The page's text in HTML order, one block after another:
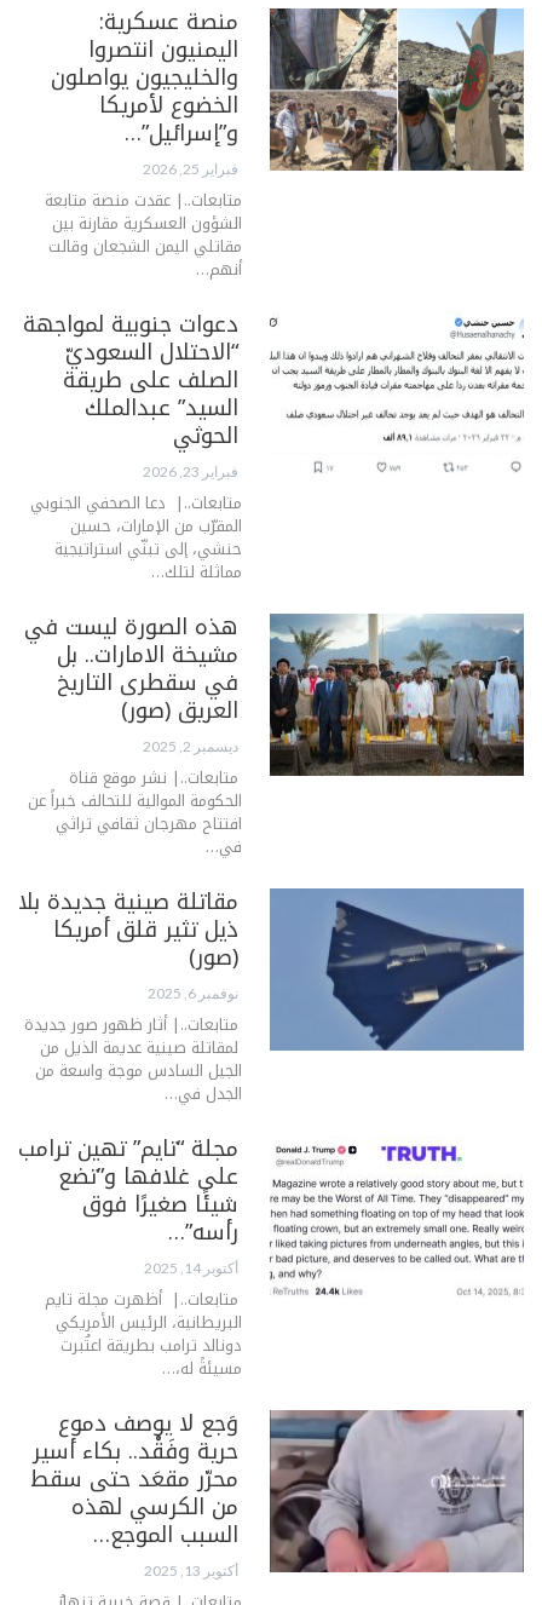
منصة عسكرية:
اليمنيون انتصروا
والخليجيون يواصلون
الخضوع لأمريكا
و”إسرائيل”…
فبراير 25, 2026
متابعات..| عقدت منصة متابعة
الشؤون العسكرية مقارنة بين
مقاتلي اليمن الشجعان وقالت
أنهم…
دعوات جنوبية لمواجهة
“الاحتلال السعوديّ
الصلف على طريقة
السيد” عبدالملك
الحوثي
فبراير 23, 2026
متابعات..| دعا الصحفي الجنوبي
المقرّب من الإمارات، حسين
حنشي، إلى تبنّي استراتيجية
مماثلة لتلك…
هذه الصورة ليست في
مشيخة الامارات.. بل
في سقطرى التاريخ
العريق (صور)
ديسمبر 2, 2025
متابعات..| نشر موقع قناة
الحكومة الموالية للتحالف خبراً عن
افتتاح مهرجان ثقافي تراثي
في…
مقاتلة صينية جديدة بلا
ذيل تثير قلق أمريكا
(صور)
نوفمبر 6, 2025
متابعات..| أثار ظهور صور جديدة
لمقاتلة صينية عديمة الذيل من
الجيل السادس موجة واسعة من
الجدل في…
مجلة “تايم” تهين ترامب
على غلافها و”تضع
شيئًا صغيرًا فوق
رأسه”…
أكتوبر 14, 2025
متابعات..| أظهرت مجلة تايم
البريطانية، الرئيس الأمريكي
دونالد ترامب بطريقة اعتُبرت
مسيئةً له،…
وَجع لا يوصف دموع
حرية وفَقْد.. بكاء أسير
محرّر مقعَد حتى سقط
من الكرسي لهذه
السبب الموجع…
أكتوبر 13, 2025